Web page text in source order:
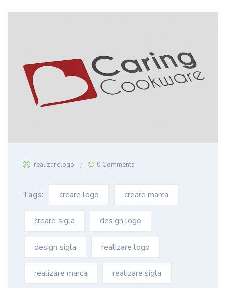
realizarelogo 0 Comments
Tags: creare logo creare marca
creare sigla design logo
design sigla realizare logo
realizare marca realizare sigla